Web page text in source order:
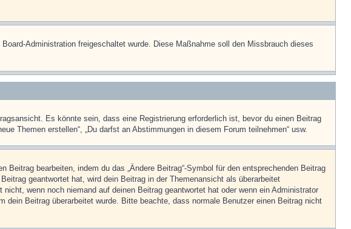
Administration freigeschaltet wurde. Diese Maßnahme soll den Missbrauch dieses
Es könnte sein, dass eine Registrierung erforderlich ist, bevor du einen Beitrag
Themen erstellen“, „Du darfst an Abstimmungen in diesem Forum teilnehmen“ usw.
bearbeiten, indem du das „Ändere Beitrag“-Symbol für den entsprechenden Beitrag
geantwortet hat, wird dein Beitrag in der Themenansicht als überarbeitet
wenn noch niemand auf deinen Beitrag geantwortet hat oder wenn ein Administrator
Beitrag überarbeitet wurde. Bitte beachte, dass normale Benutzer einen Beitrag nicht